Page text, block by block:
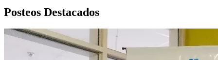
Posteos Destacados